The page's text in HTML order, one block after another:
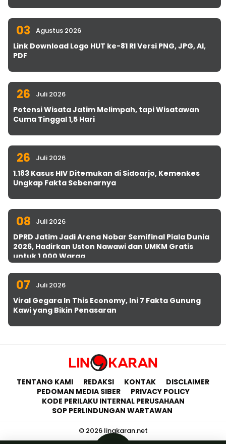
03 Agustus 2026
Link Download Logo HUT ke-81 RI Versi PNG, JPG, AI,
PDF
26 Juli 2026
Potensi Wisata Jatim Melimpah, tapi Wisatawan
Cuma Tinggal 1,5 Hari
26 Juli 2026
1.183 Kasus HIV Ditemukan di Sidoarjo, Kemenkes
Ungkap Fakta Sebenarnya
08 Juli 2026
DPRD Jatim Jadi Arena Nobar Semifinal Piala Dunia
2026, Hadirkan Uston Nawawi dan UMKM Gratis
untuk 1.000 Warga
07 Juli 2026
Viral Gegara In This Economy, Ini 7 Fakta Gunung
Kawi yang Bikin Penasaran
TENTANG KAMI REDAKSI KONTAK
DISCLAIMER
PEDOMAN MEDIA SIBER
PRIVACY POLICY
KODE PERILAKU INTERNAL PERUSAHAAN
SOP PERLINDUNGAN WARTAWAN
© 2026 lingkaran.net